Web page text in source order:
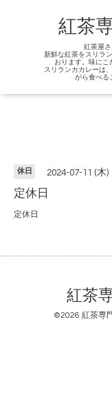
紅茶
紅茶屋
新鮮な紅茶をスリラ
おります。味にこ
スリランカカレーは
がら食べる
休日 2024-07-11 (木)
定休日
定休日
紅茶
©2026 紅茶専